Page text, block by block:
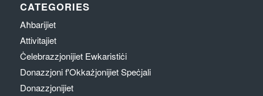
CATEGORIES
Aħbarijiet
Attivitajiet
Ċelebrazzjonijiet Ewkaristiċi
Donazzjoni f'Okkażjonijiet Speċjali
Donazzjonijiet